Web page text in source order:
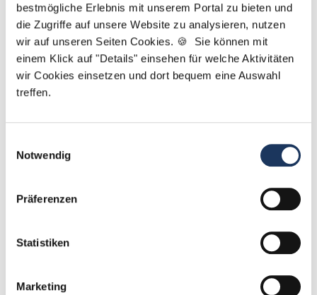
bestmögliche Erlebnis mit unserem Portal zu bieten und
die Zugriffe auf unsere Website zu analysieren, nutzen
wir auf unseren Seiten Cookies. 🍪 Sie können mit
einem Klick auf "Details" einsehen für welche Aktivitäten
wir Cookies einsetzen und dort bequem eine Auswahl
treffen.
Notwendig
Präferenzen
Statistiken
Marketing
Jetzt zur kostenlosen Stellenanfrage
Kontakt
Tel.: +49 (0) 521 / 911 730 42
bewerbung@dzas.de